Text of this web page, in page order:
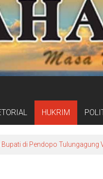
HUKRIM
di Pendopo Tulungagung